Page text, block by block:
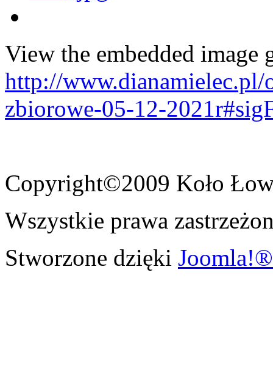
View the embedded image
http://
zbiorowe-05-12-
Copyright©2009 Koło
Wszystkie prawa
Stworzone dzięki Joomla!®